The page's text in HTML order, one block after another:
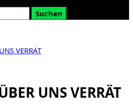
VERRÄT
UNS VERRÄT